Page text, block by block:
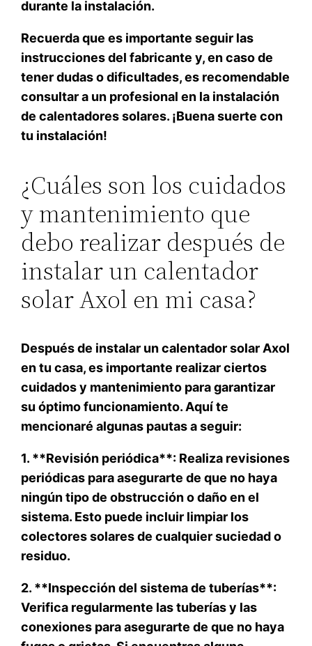
durante la instalación.
Recuerda que es importante seguir las
instrucciones del fabricante y, en caso de
tener dudas o dificultades, es recomendable
consultar a un profesional en la instalación
de calentadores solares. ¡Buena suerte con
tu instalación!
¿Cuáles son los cuidados
y mantenimiento que
debo realizar después de
instalar un calentador
solar Axol en mi casa?
Después de instalar un calentador solar Axol
en tu casa, es importante realizar ciertos
cuidados y mantenimiento para garantizar
su óptimo funcionamiento. Aquí te
mencionaré algunas pautas a seguir:
1. **Revisión periódica**: Realiza revisiones
periódicas para asegurarte de que no haya
ningún tipo de obstrucción o daño en el
sistema. Esto puede incluir limpiar los
colectores solares de cualquier suciedad o
residuo.
2. **Inspección del sistema de tuberías**:
Verifica regularmente las tuberías y las
conexiones para asegurarte de que no haya